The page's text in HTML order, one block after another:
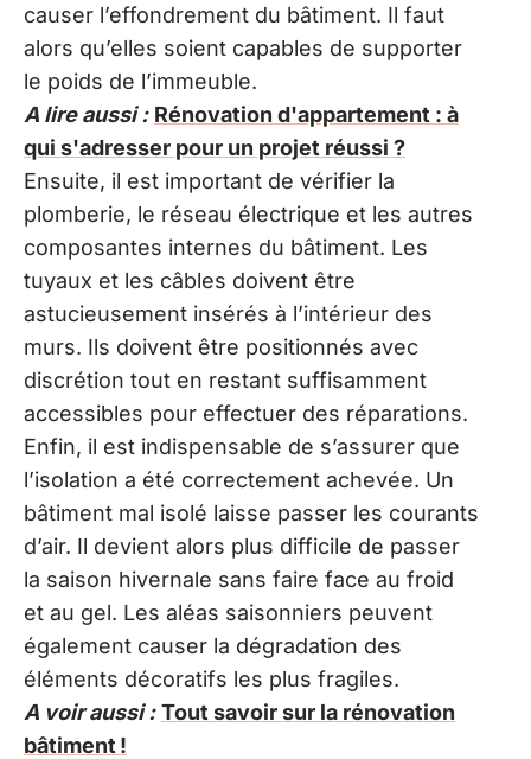
causer l’effondrement du bâtiment. Il faut
alors qu’elles soient capables de supporter
le poids de l’immeuble.
A lire aussi : Rénovation d'appartement : à
qui s'adresser pour un projet réussi ?
Ensuite, il est important de vérifier la
plomberie, le réseau électrique et les autres
composantes internes du bâtiment. Les
tuyaux et les câbles doivent être
astucieusement insérés à l’intérieur des
murs. Ils doivent être positionnés avec
discrétion tout en restant suffisamment
accessibles pour effectuer des réparations.
Enfin, il est indispensable de s’assurer que
l’isolation a été correctement achevée. Un
bâtiment mal isolé laisse passer les courants
d’air. Il devient alors plus difficile de passer
la saison hivernale sans faire face au froid
et au gel. Les aléas saisonniers peuvent
également causer la dégradation des
éléments décoratifs les plus fragiles.
A voir aussi : Tout savoir sur la rénovation
bâtiment !